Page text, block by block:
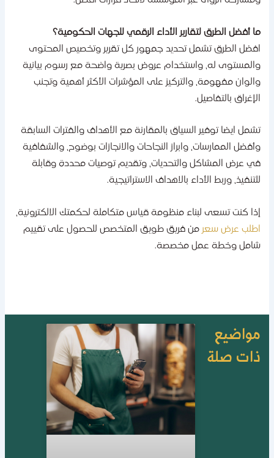
أفضل الطرق لتقارير الأداء الرقمي للجهات الحكومية؟
الطرق تشمل تحديد جمهور كل تقرير وتخصيص المحتوى
له، واستخدام عروض بصرية واضحة مع رسوم بيانية
مفهومة، والتركيز على المؤشرات الأكثر أهمية وتجنب
بالتفاصيل.
ايضا توفير السياق بالمقارنة مع الأهداف والفترات السابقة
الممارسات، وابراز النجاحات والانجازات بوضوح، والشفافية
عرض المشاكل والتحديات، وتقديم توصيات محددة وقابلة
وربط الأداء بالاهداف الاستراتيجية.
كنت تسعى لبناء منظومة قياس متكاملة لحكمتك الالكترونية،
عرض سعرمن فريق طويق المتخصص للحصول على تقييم
وخطة عمل مخصصة.
صلة